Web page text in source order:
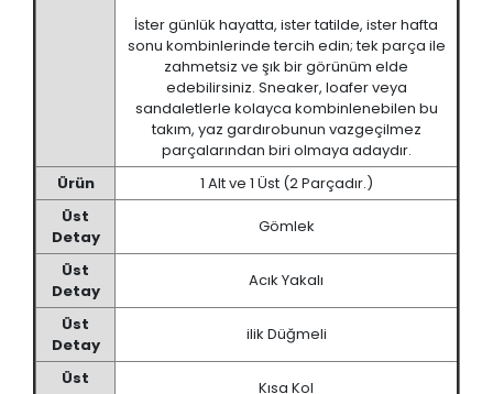
İster günlük hayatta, ister tatilde, ister hafta
sonu kombinlerinde tercih edin; tek parça ile
zahmetsiz ve şık bir görünüm elde
edebilirsiniz. Sneaker, loafer veya
sandaletlerle kolayca kombinlenebilen bu
takım, yaz gardırobunun vazgeçilmez
parçalarından biri olmaya adaydır.
Ürün
1 Alt ve 1 Üst (2 Parçadır.)
Üst
Detay
Gömlek
Üst
Detay
Acık Yakalı
Üst
Detay
ilik Düğmeli
Üst
Kısa Kol